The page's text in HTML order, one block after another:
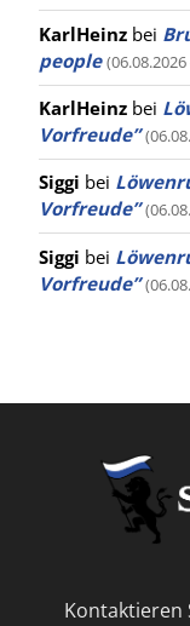
KarlHeinz bei
people
KarlHeinz bei
Vorfreude”
Siggi bei
Vorfreude”
Siggi bei
Vorfreude”
Kontaktieren